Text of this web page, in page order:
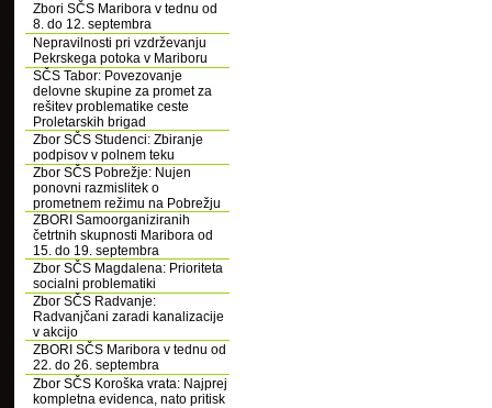
Zbori SČS Maribora v tednu od
8. do 12. septembra
Nepravilnosti pri vzdrževanju
Pekrskega potoka v Mariboru
SČS Tabor: Povezovanje
delovne skupine za promet za
rešitev problematike ceste
Proletarskih brigad
Zbor SČS Studenci: Zbiranje
podpisov v polnem teku
Zbor SČS Pobrežje: Nujen
ponovni razmislitek o
prometnem režimu na Pobrežju
ZBORI Samoorganiziranih
četrtnih skupnosti Maribora od
15. do 19. septembra
Zbor SČS Magdalena: Prioriteta
socialni problematiki
Zbor SČS Radvanje:
Radvanjčani zaradi kanalizacije
v akcijo
ZBORI SČS Maribora v tednu od
22. do 26. septembra
Zbor SČS Koroška vrata: Najprej
kompletna evidenca, nato pritisk